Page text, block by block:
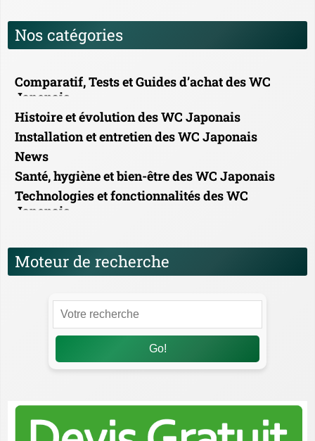
Nos catégories
Comparatif, Tests et Guides d’achat des WC
Japonais
Histoire et évolution des WC Japonais
Installation et entretien des WC Japonais
News
Santé, hygiène et bien-être des WC Japonais
Technologies et fonctionnalités des WC
Japonais
Moteur de recherche
Go!